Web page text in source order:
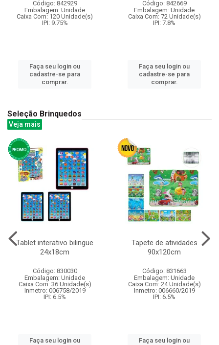
Código: 842929
Embalagem: Unidade
Caixa Com: 120 Unidade(s)
IPI: 9.75%
Faça seu login ou
cadastre-se para
comprar.
Código: 842669
Embalagem: Unidade
Caixa Com: 72 Unidade(s)
IPI: 7.8%
Faça seu login ou
cadastre-se para
comprar.
Seleção Brinquedos
Veja mais
Tablet interativo bilingue
24x18cm
Código: 830030
Embalagem: Unidade
Caixa Com: 36 Unidade(s)
Inmetro: 006758/2019
IPI: 6.5%
Faça seu login ou
Tapete de atividades
90x120cm
Código: 831663
Embalagem: Unidade
Caixa Com: 24 Unidade(s)
Inmetro: 006660/2019
IPI: 6.5%
Faça seu login ou